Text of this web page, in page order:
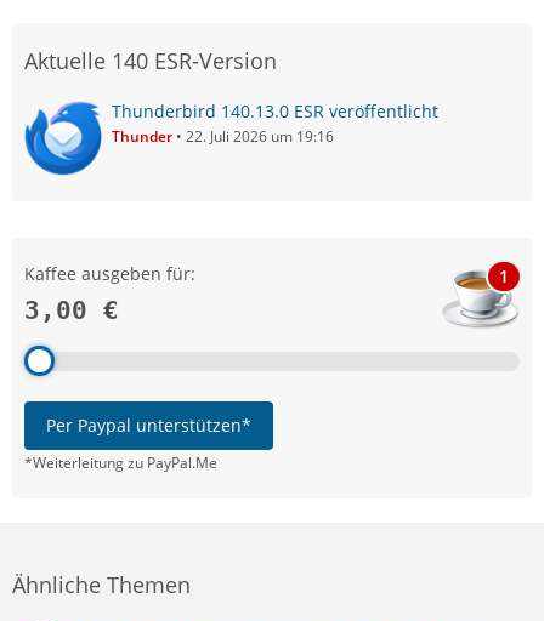
Aktuelle 140 ESR-Version
Thunderbird 140.13.0 ESR veröffentlicht
Thunder 22. Juli 2026 um 19:16
Kaffee ausgeben für:
3,00 €
1
Per Paypal unterstützen*
*Weiterleitung zu PayPal.Me
Ähnliche Themen